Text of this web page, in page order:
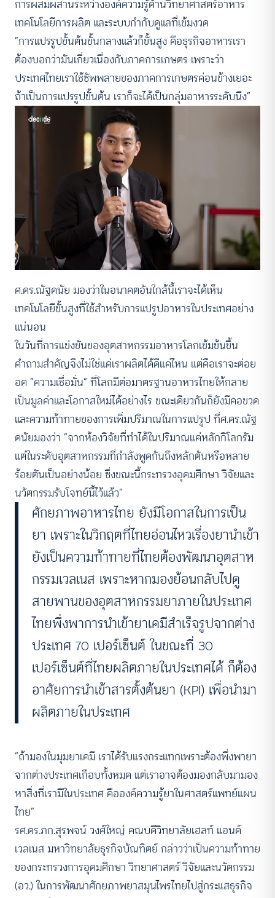
การผสมผสานระหว่างองค์ความรู้ด้านวิทยาศาสตร์อาหาร
เทคโนโลยีการผลิต และระบบกำกับดูแลที่เข้มงวด
“การแปรรูปขั้นต้นขั้นกลางแล้วก็ขั้นสูง คือธุรกิจอาหารเรา
ต้องบอกว่ามันเกี่ยวเนื่องกับภาคการเกษตร เพราะว่า
ประเทศไทยเราใช้ซัพพลายของภาคการเกษตรค่อนข้างเยอะ
ถ้าเป็นการแปรรูปขั้นต้น เราก็จะได้เป็นกลุ่มอาหารระดับนึง”
ศ.ดร.ณัฐดนัย มองว่าในอนาคตอันใกล้นี้เราจะได้เห็น
เทคโนโลยีขั้นสูงที่ใช้สำหรับการแปรูปอาหารในประเทศอย่าง
แน่นอน
ในวันที่การแข่งขันของอุตสาหกรรมอาหารโลกเข้มข้นขึ้น
คำถามสำคัญจึงไม่ใช่แค่เราผลิตได้ดีแค่ไหน แต่คือเราจะต่อย
อด “ความเชื่อมั่น” ที่โลกมีต่อมาตรฐานอาหารไทยให้กลาย
เป็นมูลค่าและโอกาสใหม่ได้อย่างไร ขณะเดียวกันก็ยังมีคอขวด
และความท้าทายของการเพิ่มปริมาณในการแปรูป ที่ศ.ดร.ณัฐ
ดนัยมองว่า “จากห้องวิจัยที่ทำได้ในปริมาณแค่หลักกิโลกรัม
แต่ในระดับอุตสาหกรรมที่กำลังพูดกันถึงหลักตันหรือหลาย
ร้อยตันเป็นอย่างน้อย ซึ่งขณะนี้กระทรวงอุดมศึกษา วิจัยและ
นวัตกรรมรับโจทย์นี้ไว้แล้ว”
ศักยภาพอาหารไทย ยังมีโอกาสในการเป็น
ยา เพราะในวิกฤตที่ไทยอ่อนไหวเรื่องยานำเข้า
ยังเป็นความท้าทายที่ไทยต้องพัฒนาอุตสาห
กรรมเวลเนส เพราะหากมองย้อนกลับไปดู
สายพานของอุตสาหกรรมยาภายในประเทศ
ไทยพึ่งพาการนำเข้ายาเคมีสำเร็จรูปจากต่าง
ประเทศ 70 เปอร์เซ็นต์ ในขณะที่ 30
เปอร์เซ็นต์ที่ไทยผลิตภายในประเทศได้ ก็ต้อง
อาศัยการนำเข้าสารตั้งต้นยา (KPI) เพื่อนำมา
ผลิตภายในประเทศ
“ถ้ามองในมุมยาเคมี เราได้รับแรงกระแทกเพราะต้องพึ่งพายา
จากต่างประเทศเกือบทั้งหมด แต่เราอาจต้องมองกลับมามอง
หาสิ่งที่เรามีในประเทศ คือองค์ความรู้ยาในศาสตร์แพทย์แผน
ไทย”
รศ.ดร.ภก.สุรพจน์ วงศ์ใหญ่ คณบดีวิทยาลัยเฮลท์ แอนด์
เวลเนส มหาวิทยาลัยธุรกิจบัณทิตย์ กล่าวว่าเป็นความท้าทาย
ของกระทรวงการอุดมศึกษา วิทยาศาสตร์ วิจัยและนวัตกรรม
(อว.) ในการพัฒนาศักยภาพยาสมุนไพรไทยไปสู่กระแสธุรกิจ